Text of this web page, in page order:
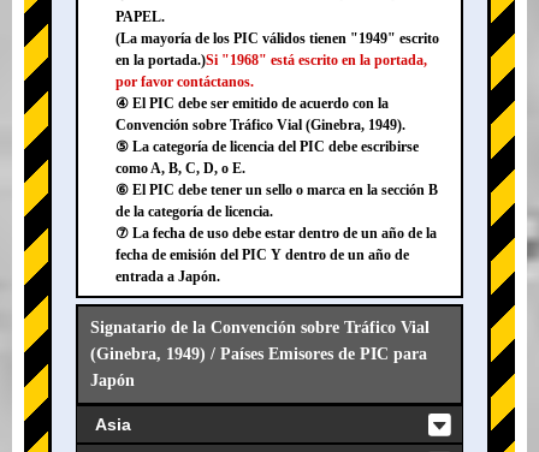
PAPEL.
(La mayoría de los PIC válidos tienen "1949" escrito
en la portada.)Si "1968" está escrito en la portada,
por favor contáctanos.
④ El PIC debe ser emitido de acuerdo con la
Convención sobre Tráfico Vial (Ginebra, 1949).
⑤ La categoría de licencia del PIC debe escribirse
como A, B, C, D, o E.
⑥ El PIC debe tener un sello o marca en la sección B
de la categoría de licencia.
⑦ La fecha de uso debe estar dentro de un año de la
fecha de emisión del PIC Y dentro de un año de
entrada a Japón.
Signatario de la Convención sobre Tráfico Vial
(Ginebra, 1949) / Países Emisores de PIC para
Japón
Asia